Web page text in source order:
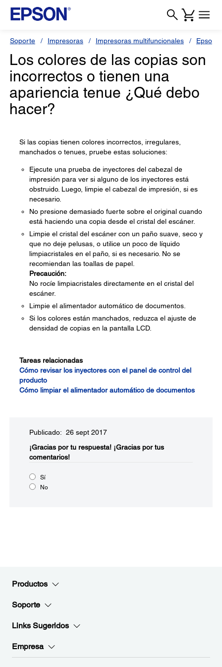
Soporte Impresoras Impresoras multifuncionales Epson
Los colores de las copias son
incorrectos o tienen una
apariencia tenue ¿Qué debo
hacer?
Si las copias tienen colores incorrectos, irregulares,
manchados o tenues, pruebe estas soluciones:
Ejecute una prueba de inyectores del cabezal de
impresión para ver si alguno de los inyectores está
obstruido. Luego, limpie el cabezal de impresión, si es
necesario.
No presione demasiado fuerte sobre el original cuando
está haciendo una copia desde el cristal del escáner.
Limpie el cristal del escáner con un paño suave, seco y
que no deje pelusas, o utilice un poco de líquido
limpiacristales en el paño, si es necesario. No se
recomiendan las toallas de papel.
Precaución:
No rocíe limpiacristales directamente en el cristal del
escáner.
Limpie el alimentador automático de documentos.
Si los colores están manchados, reduzca el ajuste de
densidad de copias en la pantalla LCD.
Tareas relacionadas
Cómo revisar los inyectores con el panel de control del
producto
Cómo limpiar el alimentador automático de documentos
Publicado: 26 sept 2017
¡Gracias por tu respuesta! ¡Gracias por tus
comentarios!
Sí
No
Productos
Soporte
Links Sugeridos
Empresa